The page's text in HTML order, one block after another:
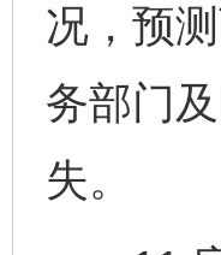
况，预
务部门
失。